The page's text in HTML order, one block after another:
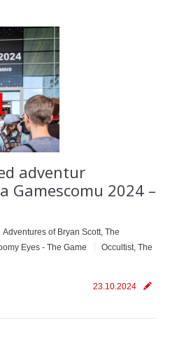
adventur
Gamescomu 2024 –
Adventures of Bryan Scott, The
Eyes - The Game
Occultist, The
23.10.2024